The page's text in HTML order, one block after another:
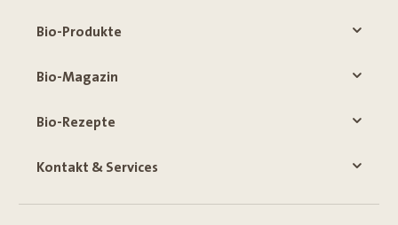
Bio-Produkte
Bio-Magazin
Bio-Rezepte
Kontakt & Services